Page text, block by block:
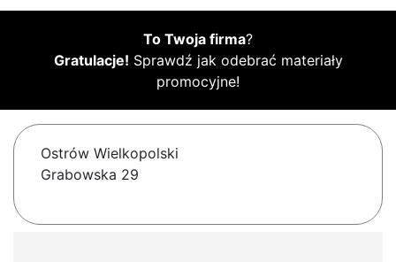
To Twoja firma?
Gratulacje! Sprawdź jak odebrać materiały
promocyjne!
Ostrów Wielkopolski
Grabowska 29